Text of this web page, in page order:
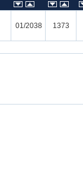
01/2038 1373